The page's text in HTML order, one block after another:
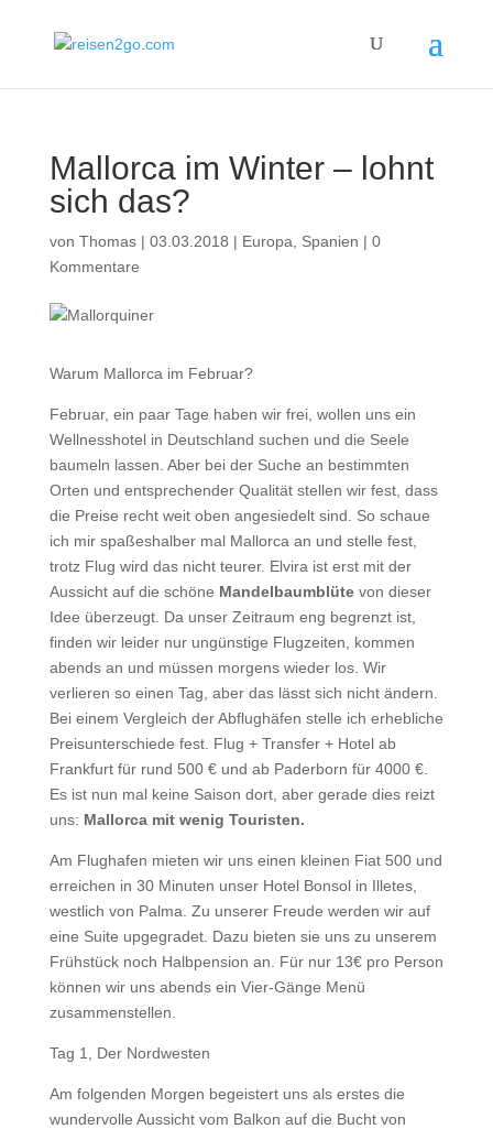
Mallorca im Winter – lohnt
sich das?
von Thomas| 03.03.2018 | Europa Spanien | 0
Kommentare
Warum Mallorca im Februar?
Februar, ein paar Tage haben wir frei, wollen uns ein
Wellnesshotel in Deutschland suchen und die Seele
baumeln lassen. Aber bei der Suche an bestimmten
Orten und entsprechender Qualität stellen wir fest, dass
die Preise recht weit oben angesiedelt sind. So schaue
ich mir spaßeshalber mal Mallorca an und stelle fest,
trotz Flug wird das nicht teurer. Elvira ist erst mit der
Aussicht auf die schöne Mandelbaumblüte von dieser
Idee überzeugt. Da unser Zeitraum eng begrenzt ist,
finden wir leider nur ungünstige Flugzeiten, kommen
abends an und müssen morgens wieder los. Wir
verlieren so einen Tag, aber das lässt sich nicht ändern.
Bei einem Vergleich der Abflughäfen stelle ich erhebliche
Preisunterschiede fest. Flug + Transfer + Hotel ab
Frankfurt für rund 500 € und ab Paderborn für 4000 €.
Es ist nun mal keine Saison dort, aber gerade dies reizt
uns: Mallorca mit wenig Touristen.
Am Flughafen mieten wir uns einen kleinen Fiat 500 und
erreichen in 30 Minuten unser Hotel Bonsol in Illetes,
westlich von Palma. Zu unserer Freude werden wir auf
eine Suite upgegradet. Dazu bieten sie uns zu unserem
Frühstück noch Halbpension an. Für nur 13€ pro Person
können wir uns abends ein Vier-Gänge Menü
zusammenstellen.
Tag 1, Der Nordwesten
Am folgenden Morgen begeistert uns als erstes die
wundervolle Aussicht vom Balkon auf die Bucht von